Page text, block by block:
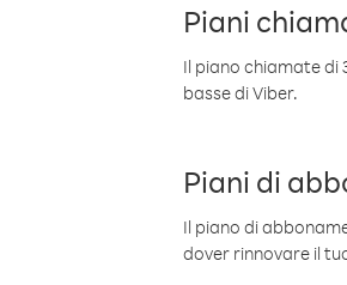
Piani
Il piano chiamate di
basse di Viber.
Piani di
Il piano di
dover rinnovare il